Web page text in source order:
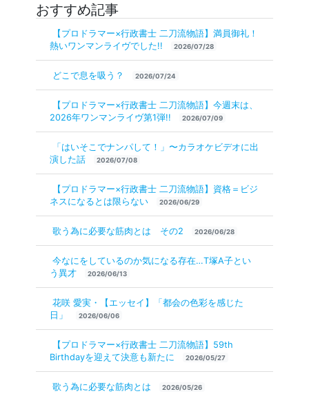
おすすめ記事
【プロドラマー×行政書士 二刀流物語】満員御礼！
熱いワンマンライヴでした!!
2026/07/28
どこで息を吸う？ 2026/07/24
【プロドラマー×行政書士 二刀流物語】今週末は、
2026年ワンマンライヴ第1弾!!
2026/07/09
「はいそこでナンパして！」〜カラオケビデオに出
演した話
2026/07/08
【プロドラマー×行政書士 二刀流物語】資格＝ビジ
ネスになるとは限らない
2026/06/29
歌う為に必要な筋肉とは その2 2026/06/28
今なにをしているのか気になる存在…T塚A子とい
う異才
2026/06/13
花咲 愛実・【エッセイ】「都会の色彩を感じた
日」
2026/06/06
【プロドラマー×行政書士 二刀流物語】59th
Birthdayを迎えて決意も新たに
2026/05/27
歌う為に必要な筋肉とは 2026/05/26